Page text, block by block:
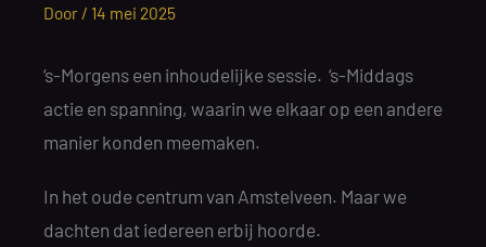
Door / 14 mei 2025
‘s-Morgens een inhoudelijke sessie. ‘s-Middags
actie en spanning, waarin we elkaar op een andere
manier konden meemaken.
In het oude centrum van Amstelveen. Maar we
dachten dat iedereen erbij hoorde.